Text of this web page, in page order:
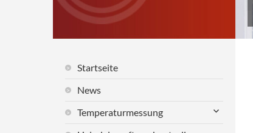
Startseite
News
Temperaturmessung
untermenü